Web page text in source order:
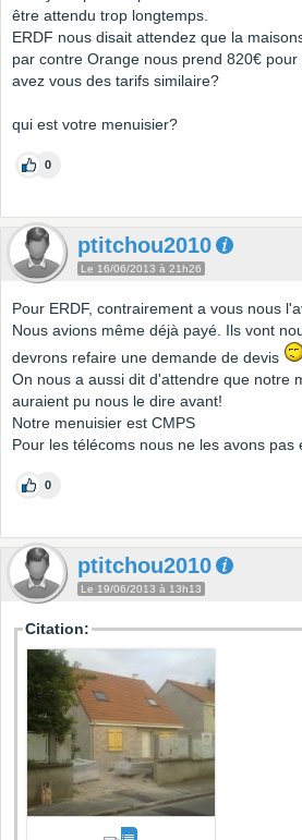
être attendu trop longtemps.
ERDF nous disait attendez que la
par contre Orange nous prend 820€ pour
avez vous des tarifs similaire?
qui est votre menuisier?
0
ptitchou2010
Le 16/06/2013 à 21h26
Pour ERDF, contrairement a vous nous
Nous avions même déjà payé. Ils vont
devrons refaire une demande de devis
On nous a aussi dit d'attendre que notre
auraient pu nous le dire avant!
Notre menuisier est CMPS
Pour les télécoms nous ne les avons pas
0
ptitchou2010
Le 19/06/2013 à 13h13
Citation: